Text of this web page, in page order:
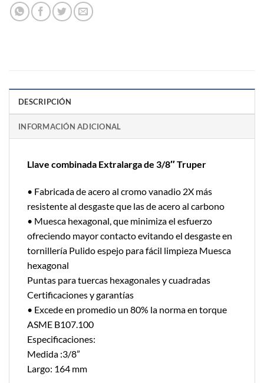
DESCRIPCIÓN
INFORMACIÓN ADICIONAL
Llave combinada Extralarga de 3/8″ Truper
• Fabricada de acero al cromo vanadio 2X más
resistente al desgaste que las de acero al carbono
• Muesca hexagonal, que minimiza el esfuerzo
ofreciendo mayor contacto evitando el desgaste en
tornillería Pulido espejo para fácil limpieza Muesca
hexagonal
Puntas para tuercas hexagonales y cuadradas
Certificaciones y garantías
• Excede en promedio un 80% la norma en torque
ASME B107.100
Especificaciones:
Medida :3/8”
Largo: 164 mm